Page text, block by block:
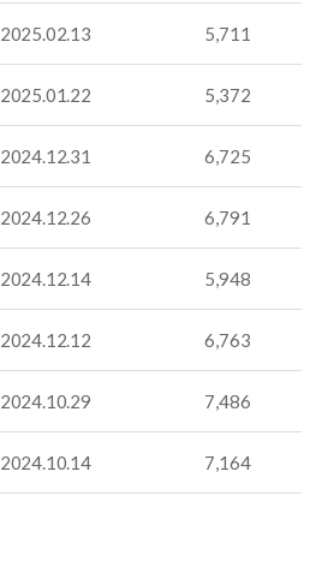
2025.02.13 5,711
2025.01.22 5,372
2024.12.31 6,725
2024.12.26 6,791
2024.12.14 5,948
2024.12.12 6,763
2024.10.29 7,486
2024.10.14 7,164